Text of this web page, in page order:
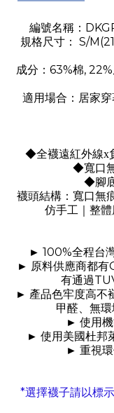
編號名稱：
規格尺寸：
S/
成分： 63%棉, 22%
適用場合：居家
◆全襪遠紅外線x
◆寬口
◆腳
襪頭結構：寬口無
仿手工｜整
► 100%全程台
► 原料供應商都有
有通過
► 產品色牢度高不
甲醛、無環
► 使用
► 使用美國杜邦
► 重視
*選擇襪子請以標